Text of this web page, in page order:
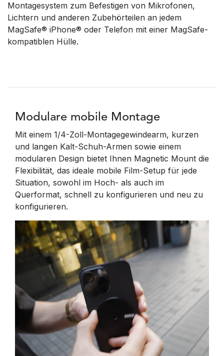
Montagesystem zum Befestigen von Mikrofonen,
Lichtern und anderen Zubehörteilen an jedem
MagSafe® iPhone® oder Telefon mit einer MagSafe-
kompatiblen Hülle.
Modulare mobile Montage
Mit einem 1/4-Zoll-Montagegewindearm, kurzen
und langen Kalt-Schuh-Armen sowie einem
modularen Design bietet Ihnen Magnetic Mount die
Flexibilität, das ideale mobile Film-Setup für jede
Situation, sowohl im Hoch- als auch im
Querformat, schnell zu konfigurieren und neu zu
konfigurieren.